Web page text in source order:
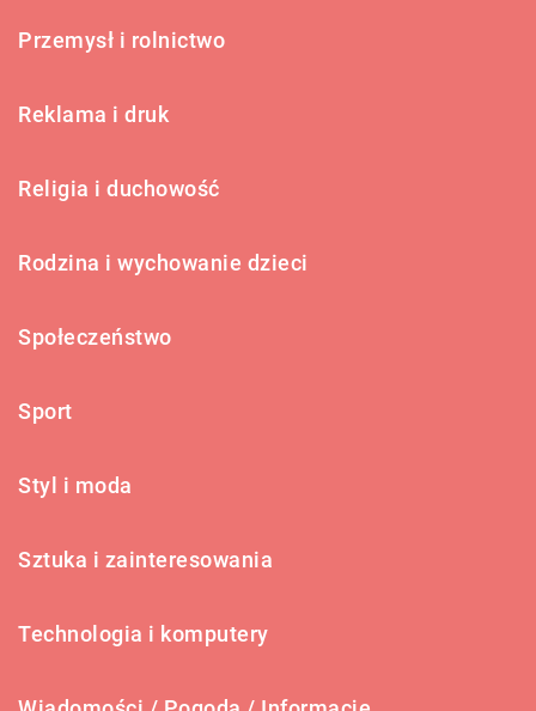
Przemysł i rolnictwo
Reklama i druk
Religia i duchowość
Rodzina i wychowanie dzieci
Społeczeństwo
Sport
Styl i moda
Sztuka i zainteresowania
Technologia i komputery